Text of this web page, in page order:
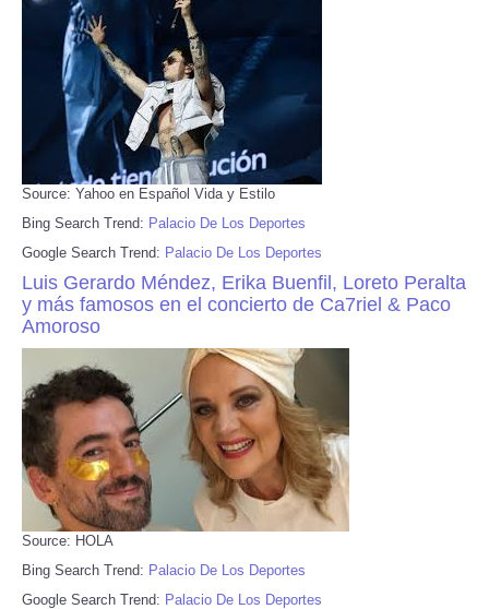
Source: Yahoo en Español Vida y Estilo
Bing Search Trend: Palacio De Los Deportes
Google Search Trend: Palacio De Los Deportes
Luis Gerardo Méndez, Erika Buenfil, Loreto Peralta
y más famosos en el concierto de Ca7riel & Paco
Amoroso
Source: HOLA
Bing Search Trend: Palacio De Los Deportes
Google Search Trend: Palacio De Los Deportes